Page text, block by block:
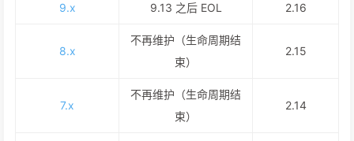
9.x 9.13 之后 EOL 2.16
8.x
不再维护（生命周期结
束）
2.15
7.x
不再维护（生命周期结
束）
2.14